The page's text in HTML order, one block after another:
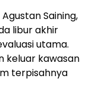
Saining,
libur akhir
utama.
keluar kawasan
terpisahnya